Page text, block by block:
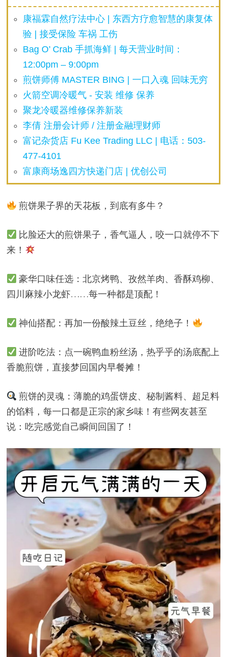
康福霖自然疗法中心 | 东西方疗愈智慧的康复体
验 | 接受保险 车祸 工伤
Bag O’ Crab 手抓海鲜 | 每天营业时间：
12:00pm – 9:00pm
煎饼师傅 MASTER BING | 一口入魂 回味无穷
火箭空调冷暖气 - 安装 维修 保养
聚龙冷暖器维修保养新装
李倩 注册会计师 / 注册金融理财师
富记杂货店 Fu Kee Trading LLC | 电话：503-
477-4101
富康商场逸四方快递门店 | 优创公司
煎饼果子界的天花板，到底有多牛？
比脸还大的煎饼果子，香气逼人，咬一口就停不下
来！
豪华口味任选：北京烤鸭、孜然羊肉、香酥鸡柳、
四川麻辣小龙虾……每一种都是顶配！
神仙搭配：再加一份酸辣土豆丝，绝绝子！
进阶吃法：点一碗鸭血粉丝汤，热乎乎的汤底配上
香脆煎饼，直接梦回国内早餐摊！
煎饼的灵魂：薄脆的鸡蛋饼皮、秘制酱料、超足料
的馅料，每一口都是正宗的家乡味！有些网友甚至
说：吃完感觉自己瞬间回国了！